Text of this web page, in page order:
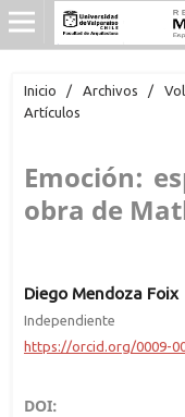
Inicio / Archivos /
Artículos
Emoción:
obra de
Diego Mendoza Foix
Independiente
https://orcid.org/0009-
DOI: